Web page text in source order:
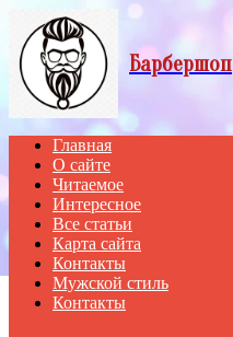
Барбершоп
Главная
О сайте
Читаемое
Интересное
Все статьи
Карта сайта
Контакты
Мужской стиль
Контакты